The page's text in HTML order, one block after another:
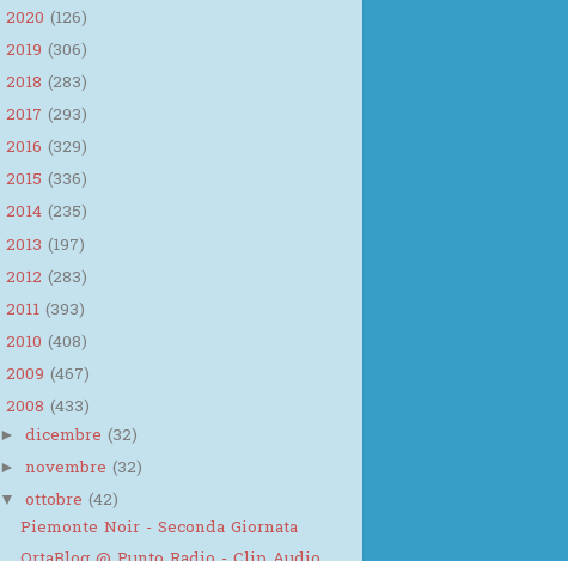
2020 (126)
2019 (306)
2018 (283)
2017 (293)
2016 (329)
2015 (336)
2014 (235)
2013 (197)
2012 (283)
2011 (393)
2010 (408)
2009 (467)
2008 (433)
►dicembre(32)
►novembre(32)
▼ottobre(42)
Piemonte Noir - Seconda Giornata